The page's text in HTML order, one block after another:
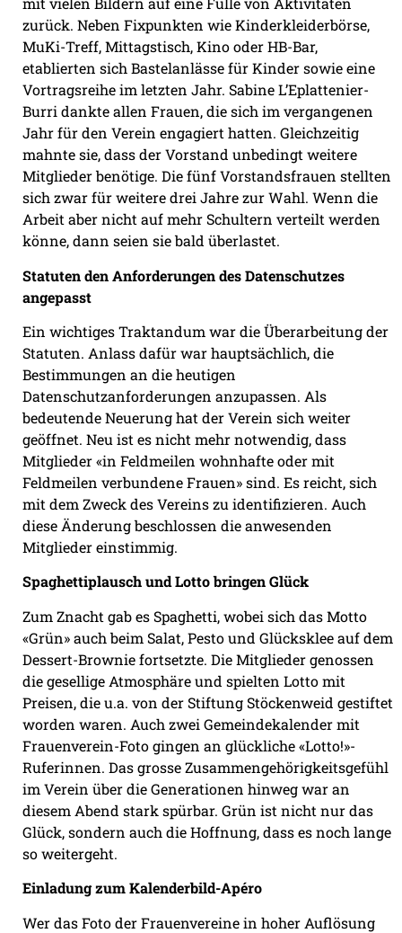
zurück. Neben Fixpunkten wie Kinderkleiderbörse,
MuKi-Treff, Mittagstisch, Kino oder HB-Bar,
etablierten sich Bastelanlässe für Kinder sowie eine
Vortragsreihe im letzten Jahr. Sabine L’Eplattenier-
Burri dankte allen Frauen, die sich im vergangenen
Jahr für den Verein engagiert hatten. Gleichzeitig
mahnte sie, dass der Vorstand unbedingt weitere
Mitglieder benötige. Die fünf Vorstandsfrauen stellten
sich zwar für weitere drei Jahre zur Wahl. Wenn die
Arbeit aber nicht auf mehr Schultern verteilt werden
könne, dann seien sie bald überlastet.
Statuten den Anforderungen des Datenschutzes
angepasst
Ein wichtiges Traktandum war die Überarbeitung der
Statuten. Anlass dafür war hauptsächlich, die
Bestimmungen an die heutigen
Datenschutzanforderungen anzupassen. Als
bedeutende Neuerung hat der Verein sich weiter
geöffnet. Neu ist es nicht mehr notwendig, dass
Mitglieder «in Feldmeilen wohnhafte oder mit
Feldmeilen verbundene Frauen» sind. Es reicht, sich
mit dem Zweck des Vereins zu identifizieren. Auch
diese Änderung beschlossen die anwesenden
Mitglieder einstimmig.
Spaghettiplausch und Lotto bringen Glück
Zum Znacht gab es Spaghetti, wobei sich das Motto
«Grün» auch beim Salat, Pesto und Glücksklee auf dem
Dessert-Brownie fortsetzte. Die Mitglieder genossen
die gesellige Atmosphäre und spielten Lotto mit
Preisen, die u.a. von der Stiftung Stöckenweid gestiftet
worden waren. Auch zwei Gemeindekalender mit
Frauenverein-Foto gingen an glückliche «Lotto!»-
Ruferinnen. Das grosse Zusammengehörigkeitsgefühl
im Verein über die Generationen hinweg war an
diesem Abend stark spürbar. Grün ist nicht nur das
Glück, sondern auch die Hoffnung, dass es noch lange
so weitergeht.
Einladung zum Kalenderbild-Apéro
Wer das Foto der Frauenvereine in hoher Auflösung